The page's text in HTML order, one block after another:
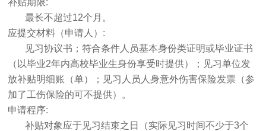
补贴期限:
最长不超过12个月。
应提交材料（申请人）:
见习协议书；符合条件人员基本身份类证明或毕业证书
（以毕业2年内高校毕业生身份享受时提供）；见习单位发
放补贴明细账（单）；见习人员人身意外伤害保险发票（参
加了工伤保险的可不提供）。
申请程序:
补贴对象应于见习结束之日（实际见习时间不少于3个